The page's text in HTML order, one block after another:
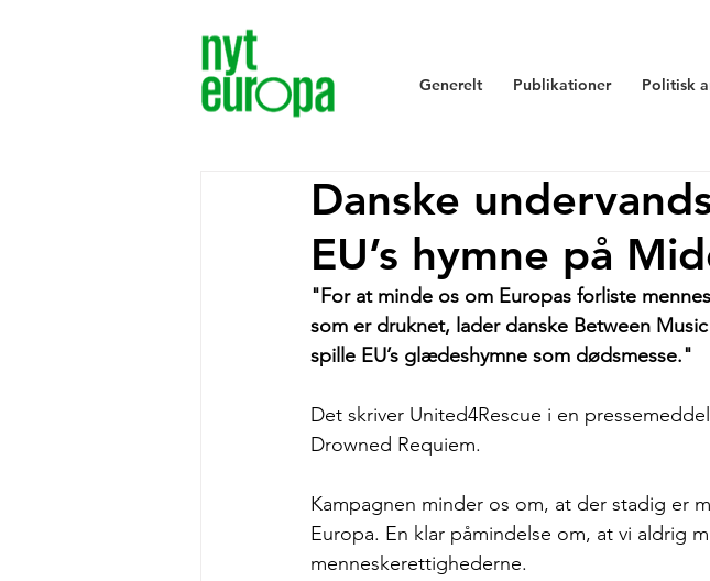
Generelt Publikationer Politisk
Danske
EU’s hymne på
"For at minde os om Europas forliste
som er druknet, lader danske Between
spille EU’s glædeshymne som dødsmesse."
Det skriver United4Rescue i en
Drowned Requiem.
Kampagnen minder os om, at der stadig er
Europa. En klar påmindelse om, at vi aldrig
menneskerettighederne.